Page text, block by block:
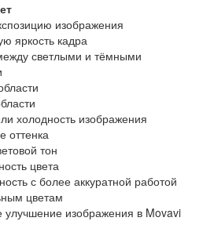
изображения
яркость кадра
светлыми и тёмными
холодность изображения
оттенка
тон
цвета
с более аккуратной работой
цветам